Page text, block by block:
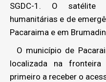
SGDC-1. O satélite
humanitárias e de
Pacaraima e em
O município de
localizada na
primeiro a receber o